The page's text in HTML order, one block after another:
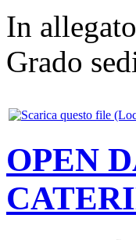
In
Grado
OPEN